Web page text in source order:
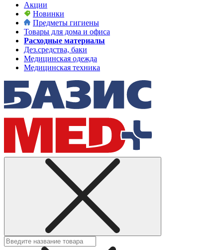
Акции
Новинки
Предметы гигиены
Товары для дома и офиса
Расходные материалы
Дез.средства, баки
Медицинская одежда
Медицинская техника